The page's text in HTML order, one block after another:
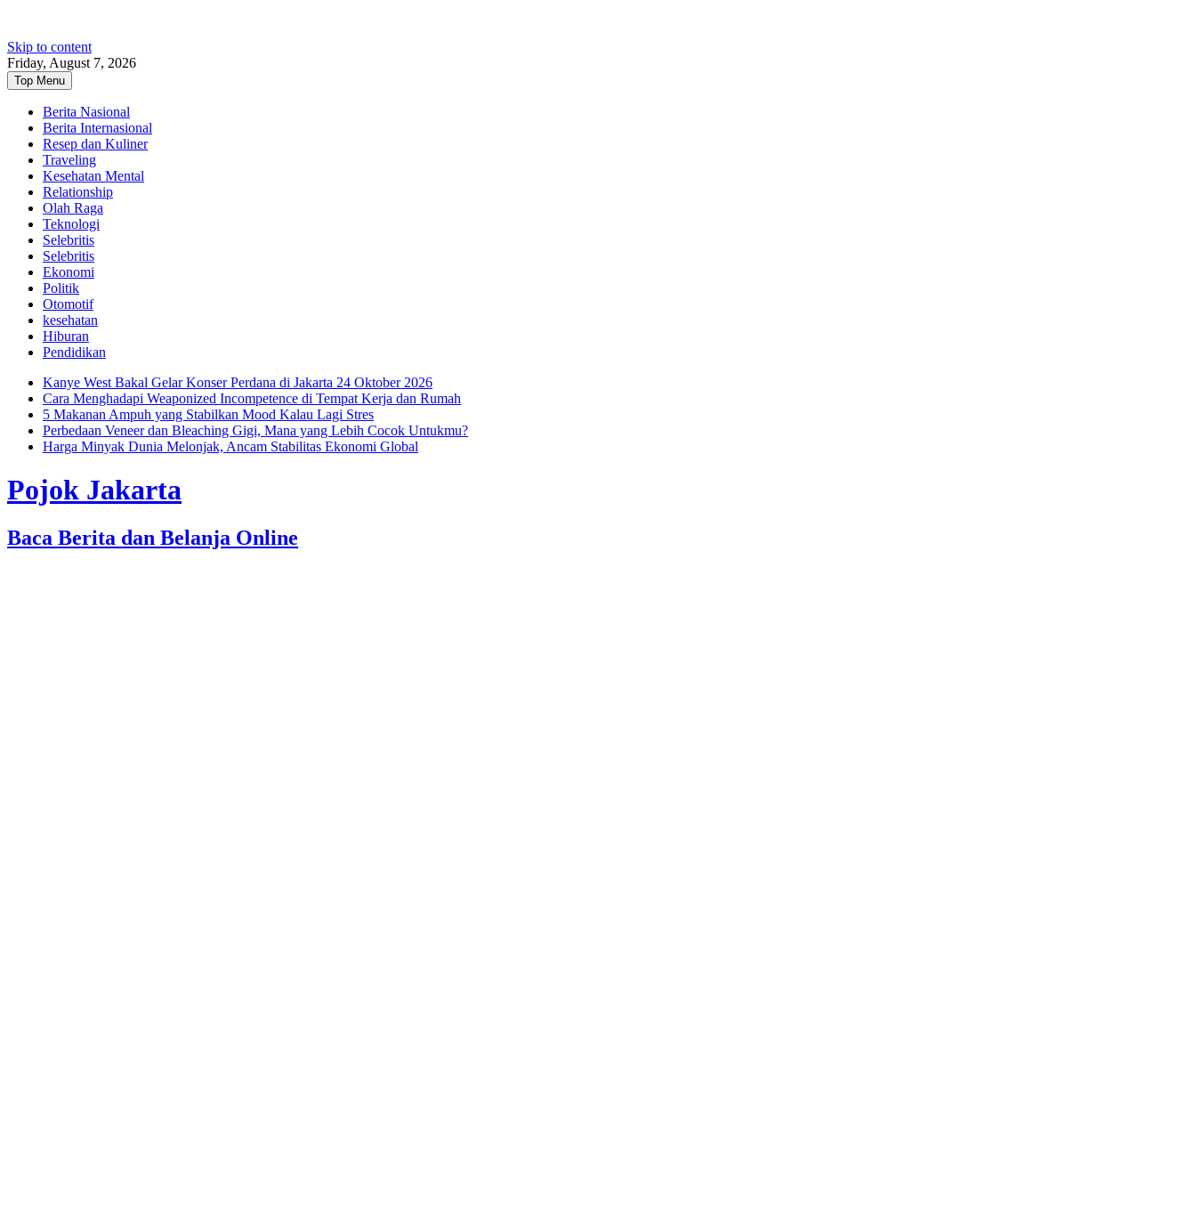
Skip to content
Friday, August 7, 2026
Top Menu
Berita Nasional
Berita Internasional
Resep dan Kuliner
Traveling
Kesehatan Mental
Relationship
Olah Raga
Teknologi
Selebritis
Selebritis
Ekonomi
Politik
Otomotif
kesehatan
Hiburan
Pendidikan
Kanye West Bakal Gelar Konser Perdana di Jakarta 24 Oktober 2026
Cara Menghadapi Weaponized Incompetence di Tempat Kerja dan Rumah
5 Makanan Ampuh yang Stabilkan Mood Kalau Lagi Stres
Perbedaan Veneer dan Bleaching Gigi, Mana yang Lebih Cocok Untukmu?
Harga Minyak Dunia Melonjak, Ancam Stabilitas Ekonomi Global
Pojok Jakarta
Baca Berita dan Belanja Online